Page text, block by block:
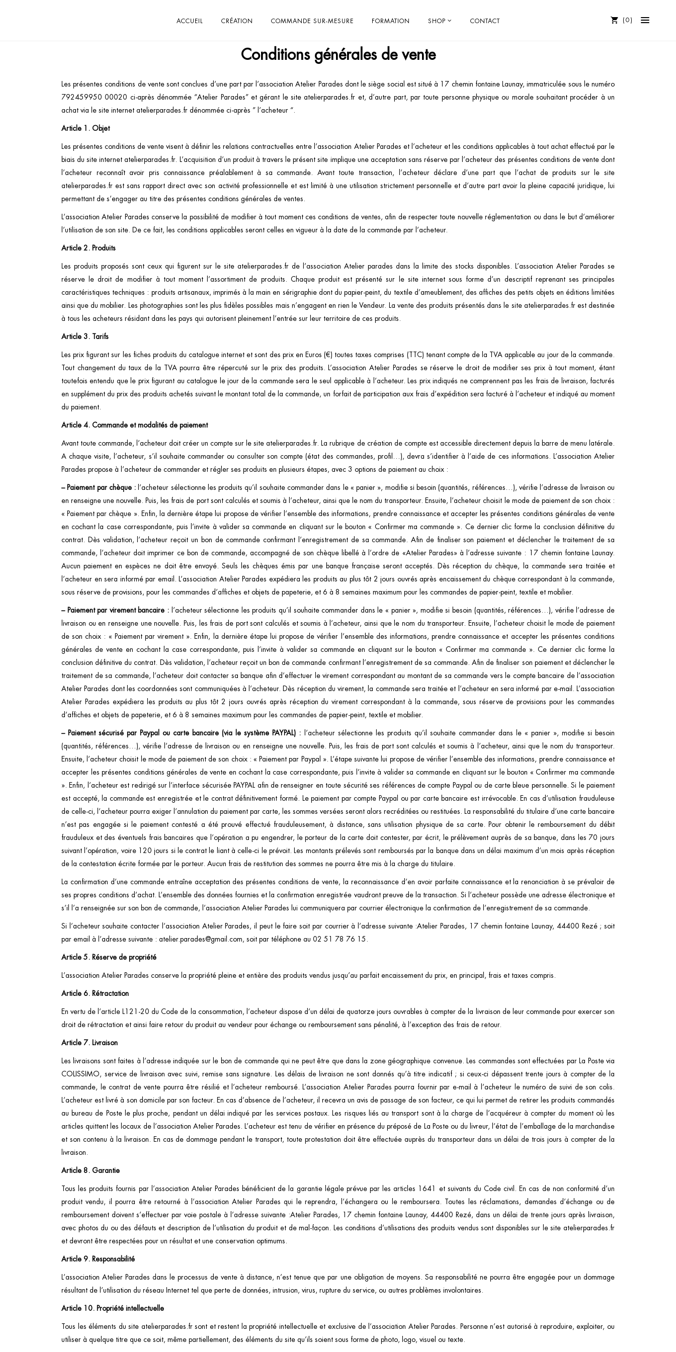
ACCUEIL CRÉATION COMMANDE SUR-MESURE FORMATION SHOP CONTACT 0
Conditions générales de vente
Les présentes conditions de vente sont conclues d’une part par l’association Atelier Parades dont le siège social est situé à 17 chemin fontaine Launay, immatriculée sous le numéro
792459950 00020 ci-après dénommée “Atelier Parades” et gérant le site atelierparades.fr et, d’autre part, par toute personne physique ou morale souhaitant procéder à un
achat via le site internet atelierparades.fr dénommée ci-après ” l’acheteur “.
Article 1. Objet
Les présentes conditions de vente visent à définir les relations contractuelles entre l’association Atelier Parades et l’acheteur et les conditions applicables à tout achat effectué par le
biais du site internet atelierparades.fr. L’acquisition d’un produit à travers le présent site implique une acceptation sans réserve par l’acheteur des présentes conditions de vente dont
l’acheteur reconnaît avoir pris connaissance préalablement à sa commande. Avant toute transaction, l’acheteur déclare d’une part que l’achat de produits sur le site
atelierparades.fr est sans rapport direct avec son activité professionnelle et est limité à une utilisation strictement personnelle et d’autre part avoir la pleine capacité juridique, lui
permettant de s’engager au titre des présentes conditions générales de ventes.
L’association Atelier Parades conserve la possibilité de modifier à tout moment ces conditions de ventes, afin de respecter toute nouvelle réglementation ou dans le but d’améliorer
l’utilisation de son site. De ce fait, les conditions applicables seront celles en vigueur à la date de la commande par l’acheteur.
Article 2. Produits
Les produits proposés sont ceux qui figurent sur le site atelierparades.fr de l’association Atelier parades dans la limite des stocks disponibles. L’association Atelier Parades se
réserve le droit de modifier à tout moment l’assortiment de produits. Chaque produit est présenté sur le site internet sous forme d’un descriptif reprenant ses principales
caractéristiques techniques : produits artisanaux, imprimés à la main en sérigraphie dont du papier-peint, du textile d’ameublement, des affiches des petits objets en éditions limitées
ainsi que du mobilier. Les photographies sont les plus fidèles possibles mais n’engagent en rien le Vendeur. La vente des produits présentés dans le site atelierparades.fr est destinée
à tous les acheteurs résidant dans les pays qui autorisent pleinement l’entrée sur leur territoire de ces produits.
Article 3. Tarifs
Les prix figurant sur les fiches produits du catalogue internet et sont des prix en Euros (€) toutes taxes comprises (TTC) tenant compte de la TVA applicable au jour de la commande.
Tout changement du taux de la TVA pourra être répercuté sur le prix des produits. L’association Atelier Parades se réserve le droit de modifier ses prix à tout moment, étant
toutefois entendu que le prix figurant au catalogue le jour de la commande sera le seul applicable à l’acheteur. Les prix indiqués ne comprennent pas les frais de livraison, facturés
en supplément du prix des produits achetés suivant le montant total de la commande, un forfait de participation aux frais d’expédition sera facturé à l’acheteur et indiqué au moment
du paiement.
Article 4. Commande et modalités de paiement
Avant toute commande, l’acheteur doit créer un compte sur le site atelierparades.fr. La rubrique de création de compte est accessible directement depuis la barre de menu latérale.
A chaque visite, l’acheteur, s’il souhaite commander ou consulter son compte (état des commandes, profil…), devra s’identifier à l’aide de ces informations. L’association Atelier
Parades propose à l’acheteur de commander et régler ses produits en plusieurs étapes, avec 3 options de paiement au choix :
– Paiement par chèque : l’acheteur sélectionne les produits qu’il souhaite commander dans le « panier », modifie si besoin (quantités, références…), vérifie l’adresse de livraison ou
en renseigne une nouvelle. Puis, les frais de port sont calculés et soumis à l’acheteur, ainsi que le nom du transporteur. Ensuite, l’acheteur choisit le mode de paiement de son choix :
« Paiement par chèque ». Enfin, la dernière étape lui propose de vérifier l’ensemble des informations, prendre connaissance et accepter les présentes conditions générales de vente
en cochant la case correspondante, puis l’invite à valider sa commande en cliquant sur le bouton « Confirmer ma commande ». Ce dernier clic forme la conclusion définitive du
contrat. Dès validation, l’acheteur reçoit un bon de commande confirmant l’enregistrement de sa commande. Afin de finaliser son paiement et déclencher le traitement de sa
commande, l’acheteur doit imprimer ce bon de commande, accompagné de son chèque libellé à l’ordre de «Atelier Parades» à l’adresse suivante : 17 chemin fontaine Launay.
Aucun paiement en espèces ne doit être envoyé. Seuls les chèques émis par une banque française seront acceptés. Dès réception du chèque, la commande sera traitée et
l’acheteur en sera informé par email. L’association Atelier Parades expédiera les produits au plus tôt 2 jours ouvrés après encaissement du chèque correspondant à la commande,
sous réserve de provisions, pour les commandes d’affiches et objets de papeterie, et 6 à 8 semaines maximum pour les commandes de papier-peint, textile et mobilier.
– Paiement par virement bancaire : l’acheteur sélectionne les produits qu’il souhaite commander dans le « panier », modifie si besoin (quantités, références…), vérifie l’adresse de
livraison ou en renseigne une nouvelle. Puis, les frais de port sont calculés et soumis à l’acheteur, ainsi que le nom du transporteur. Ensuite, l’acheteur choisit le mode de paiement
de son choix : « Paiement par virement ». Enfin, la dernière étape lui propose de vérifier l’ensemble des informations, prendre connaissance et accepter les présentes conditions
générales de vente en cochant la case correspondante, puis l’invite à valider sa commande en cliquant sur le bouton « Confirmer ma commande ». Ce dernier clic forme la
conclusion définitive du contrat. Dès validation, l’acheteur reçoit un bon de commande confirmant l’enregistrement de sa commande. Afin de finaliser son paiement et déclencher le
traitement de sa commande, l’acheteur doit contacter sa banque afin d’effectuer le virement correspondant au montant de sa commande vers le compte bancaire de l’association
Atelier Parades dont les coordonnées sont communiquées à l’acheteur. Dès réception du virement, la commande sera traitée et l’acheteur en sera informé par e-mail. L’association
Atelier Parades expédiera les produits au plus tôt 2 jours ouvrés après réception du virement correspondant à la commande, sous réserve de provisions pour les commandes
d’affiches et objets de papeterie, et 6 à 8 semaines maximum pour les commandes de papier-peint, textile et mobilier.
– Paiement sécurisé par Paypal ou carte bancaire (via le système PAYPAL) : l’acheteur sélectionne les produits qu’il souhaite commander dans le « panier », modifie si besoin
(quantités, références…), vérifie l’adresse de livraison ou en renseigne une nouvelle. Puis, les frais de port sont calculés et soumis à l’acheteur, ainsi que le nom du transporteur.
Ensuite, l’acheteur choisit le mode de paiement de son choix : « Paiement par Paypal ». L’étape suivante lui propose de vérifier l’ensemble des informations, prendre connaissance et
accepter les présentes conditions générales de vente en cochant la case correspondante, puis l’invite à valider sa commande en cliquant sur le bouton « Confirmer ma commande
». Enfin, l’acheteur est redirigé sur l’interface sécurisée PAYPAL afin de renseigner en toute sécurité ses références de compte Paypal ou de carte bleue personnelle. Si le paiement
est accepté, la commande est enregistrée et le contrat définitivement formé. Le paiement par compte Paypal ou par carte bancaire est irrévocable. En cas d’utilisation frauduleuse
de celle-ci, l’acheteur pourra exiger l’annulation du paiement par carte, les sommes versées seront alors recréditées ou restituées. La responsabilité du titulaire d’une carte bancaire
n’est pas engagée si le paiement contesté a été prouvé effectué frauduleusement, à distance, sans utilisation physique de sa carte. Pour obtenir le remboursement du débit
frauduleux et des éventuels frais bancaires que l’opération a pu engendrer, le porteur de la carte doit contester, par écrit, le prélèvement auprès de sa banque, dans les 70 jours
suivant l’opération, voire 120 jours si le contrat le liant à celle-ci le prévoit. Les montants prélevés sont remboursés par la banque dans un délai maximum d’un mois après réception
de la contestation écrite formée par le porteur. Aucun frais de restitution des sommes ne pourra être mis à la charge du titulaire.
La confirmation d’une commande entraîne acceptation des présentes conditions de vente, la reconnaissance d’en avoir parfaite connaissance et la renonciation à se prévaloir de
ses propres conditions d’achat. L’ensemble des données fournies et la confirmation enregistrée vaudront preuve de la transaction. Si l’acheteur possède une adresse électronique et
s’il l’a renseignée sur son bon de commande, l’association Atelier Parades lui communiquera par courrier électronique la confirmation de l’enregistrement de sa commande.
Si l’acheteur souhaite contacter l’association Atelier Parades, il peut le faire soit par courrier à l’adresse suivante :Atelier Parades, 17 chemin fontaine Launay, 44400 Rezé ; soit
par email à l’adresse suivante : atelier.parades@gmail.com, soit par téléphone au 02 51 78 76 15.
Article 5. Réserve de propriété
L’association Atelier Parades conserve la propriété pleine et entière des produits vendus jusqu’au parfait encaissement du prix, en principal, frais et taxes compris.
Article 6. Rétractation
En vertu de l’article L121-20 du Code de la consommation, l’acheteur dispose d’un délai de quatorze jours ouvrables à compter de la livraison de leur commande pour exercer son
droit de rétractation et ainsi faire retour du produit au vendeur pour échange ou remboursement sans pénalité, à l’exception des frais de retour.
Article 7. Livraison
Les livraisons sont faites à l’adresse indiquée sur le bon de commande qui ne peut être que dans la zone géographique convenue. Les commandes sont effectuées par La Poste via
COLISSIMO, service de livraison avec suivi, remise sans signature. Les délais de livraison ne sont donnés qu’à titre indicatif ; si ceux-ci dépassent trente jours à compter de la
commande, le contrat de vente pourra être résilié et l’acheteur remboursé. L’association Atelier Parades pourra fournir par e-mail à l’acheteur le numéro de suivi de son colis.
L’acheteur est livré à son domicile par son facteur. En cas d’absence de l’acheteur, il recevra un avis de passage de son facteur, ce qui lui permet de retirer les produits commandés
au bureau de Poste le plus proche, pendant un délai indiqué par les services postaux. Les risques liés au transport sont à la charge de l’acquéreur à compter du moment où les
articles quittent les locaux de l’association Atelier Parades. L’acheteur est tenu de vérifier en présence du préposé de La Poste ou du livreur, l’état de l’emballage de la marchandise
et son contenu à la livraison. En cas de dommage pendant le transport, toute protestation doit être effectuée auprès du transporteur dans un délai de trois jours à compter de la
livraison.
Article 8. Garantie
Tous les produits fournis par l’association Atelier Parades bénéficient de la garantie légale prévue par les articles 1641 et suivants du Code civil. En cas de non conformité d’un
produit vendu, il pourra être retourné à l’association Atelier Parades qui le reprendra, l’échangera ou le remboursera. Toutes les réclamations, demandes d’échange ou de
remboursement doivent s’effectuer par voie postale à l’adresse suivante :Atelier Parades, 17 chemin fontaine Launay, 44400 Rezé, dans un délai de trente jours après livraison,
avec photos du ou des défauts et description de l’utilisation du produit et de mal-façon. Les conditions d’utilisations des produits vendus sont disponibles sur le site atelierparades.fr
et devront être respectées pour un résultat et une conservation optimums.
Article 9. Responsabilité
L’association Atelier Parades dans le processus de vente à distance, n’est tenue que par une obligation de moyens. Sa responsabilité ne pourra être engagée pour un dommage
résultant de l’utilisation du réseau Internet tel que perte de données, intrusion, virus, rupture du service, ou autres problèmes involontaires.
Article 10. Propriété intellectuelle
Tous les éléments du site atelierparades.fr sont et restent la propriété intellectuelle et exclusive de l’association Atelier Parades. Personne n’est autorisé à reproduire, exploiter, ou
utiliser à quelque titre que ce soit, même partiellement, des éléments du site qu’ils soient sous forme de photo, logo, visuel ou texte.